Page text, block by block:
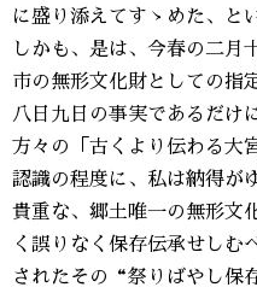
に盛り添えてすゝめた、と
しかも、是は、今春の二月
市の無形文化財としての指
八日九日の事実であるだけ
方々の「古くより伝わる大
認識の程度に、私は納得が
貴重な、郷土唯一の無形文
く誤りなく保存伝承せしむ
されたその“祭りばやし保